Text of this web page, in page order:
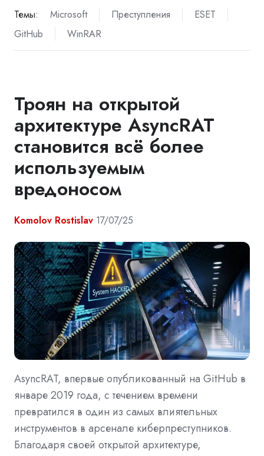
Темы: Microsoft Преступления
ESET
GitHub
WinRAR
Троян на открытой
архитектуре AsyncRAT
становится всё более
используемым
вредоносом
Komolov Rostislav 17/07/25
AsyncRAT, впервые опубликованный на GitHub в
январе 2019 года, с течением времени
превратился в один из самых влиятельных
инструментов в арсенале киберпреступников.
Благодаря своей открытой архитектуре,